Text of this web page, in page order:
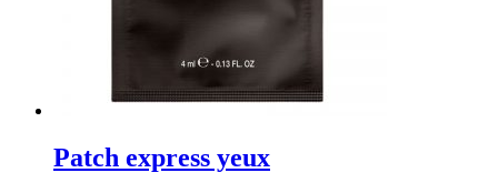
Patch express yeux